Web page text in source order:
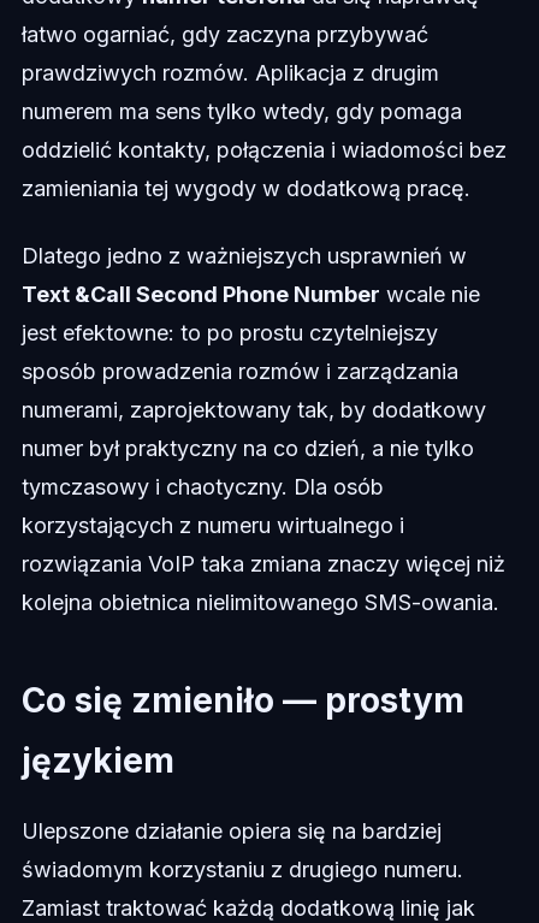
łatwo ogarniać, gdy zaczyna przybywać
prawdziwych rozmów. Aplikacja z drugim
numerem ma sens tylko wtedy, gdy pomaga
oddzielić kontakty, połączenia i wiadomości bez
zamieniania tej wygody w dodatkową pracę.
Dlatego jedno z ważniejszych usprawnień w
Text &Call Second Phone Number wcale nie
jest efektowne: to po prostu czytelniejszy
sposób prowadzenia rozmów i zarządzania
numerami, zaprojektowany tak, by dodatkowy
numer był praktyczny na co dzień, a nie tylko
tymczasowy i chaotyczny. Dla osób
korzystających z numeru wirtualnego i
rozwiązania VoIP taka zmiana znaczy więcej niż
kolejna obietnica nielimitowanego SMS-owania.
Co się zmieniło — prostym
językiem
Ulepszone działanie opiera się na bardziej
świadomym korzystaniu z drugiego numeru.
Zamiast traktować każdą dodatkową linię jak